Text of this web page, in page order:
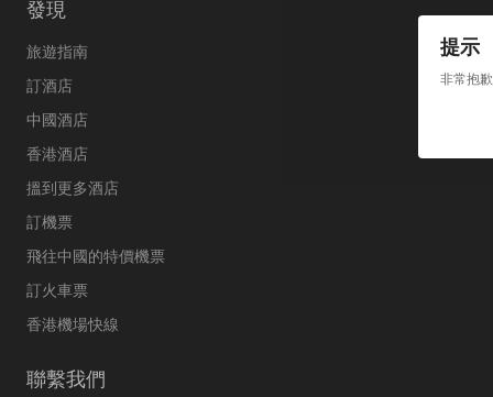
提示
非常抱
發現
旅遊指南
訂酒店
中國酒店
香港酒店
搵到更多酒店
訂機票
飛往中國的特價機票
訂火車票
香港機場快線
聯繫我們